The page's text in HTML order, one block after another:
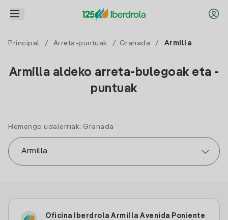
Principal / Arreta-puntuak / Granada / Armilla
Armilla aldeko arreta-bulegoak eta -
puntuak
Hemengo udalerriak: Granada
Oficina Iberdrola Armilla Avenida Poniente